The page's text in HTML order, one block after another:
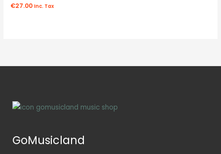
€27.00 Inc. Tax
GoMusicland